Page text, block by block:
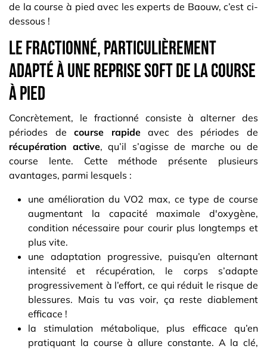
de la course à pied avec les experts de Baouw, c’est ci-
dessous !
Le fractionné, particulièrement
adapté à une reprise soft de la course
à pied
Concrètement, le fractionné consiste à alterner des
périodes de course rapideavec des périodes de
récupération active, qu’il s’agisse de marche ou de
course lente. Cette méthode présente plusieurs
avantages, parmi lesquels :
une amélioration du VO2 max, ce type de course
augmentant la capacité maximale d'oxygène,
condition nécessaire pour courir plus longtemps et
plus vite.
une adaptation progressive, puisqu’en alternant
intensité et récupération, le corps s’adapte
progressivement à l’effort, ce qui réduit le risque de
blessures. Mais tu vas voir, ça reste diablement
efficace !
la stimulation métabolique, plus efficace qu’en
pratiquant la course à allure constante. A la clé,